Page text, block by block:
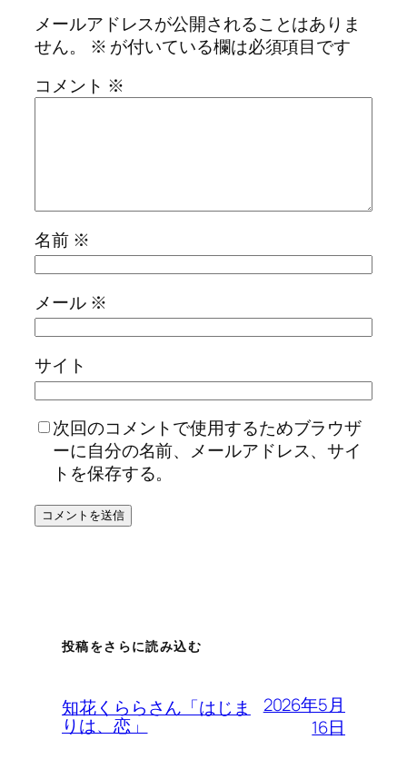
メールアドレスが公開されることはありま
せん。
※ が付いている欄は必須項目です
コメント ※
名前 ※
メール ※
サイト
次回のコメントで使用するためブラウザ
ーに自分の名前、メールアドレス、サイ
トを保存する。
投稿をさらに読み込む
知花くららさん「はじま
りは、恋」
2026年5月
16日